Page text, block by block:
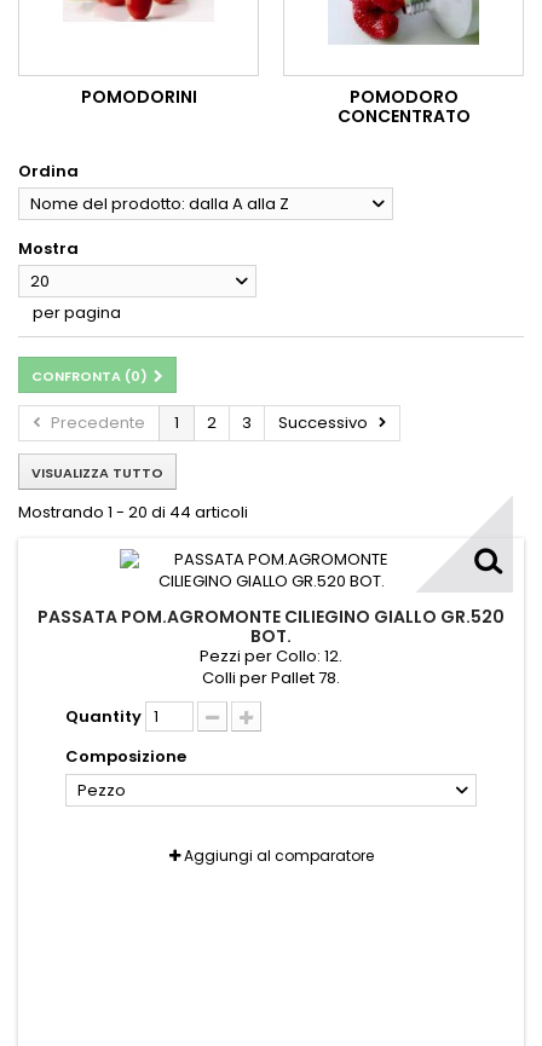
POMODORINI
POMODORO
CONCENTRATO
Ordina
Nome del prodotto: dalla A alla Z
Mostra
20
per pagina
CONFRONTA (0)
Precedente 1 2 3 Successivo
VISUALIZZA TUTTO
Mostrando 1 - 20 di 44 articoli
PASSATA POM.AGROMONTE CILIEGINO GIALLO GR.520
BOT.
Pezzi per Collo: 12.
Colli per Pallet 78.
Quantity
Composizione
Pezzo
Aggiungi al comparatore